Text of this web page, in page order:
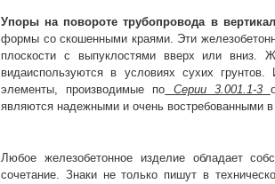
Упоры на повороте трубопровода в
формы со скошенными краями. Эти
плоскости с выпуклостями вверх или вниз.
видаиспользуются в условиях сухих
элементы, производимые по Серии 3.001.1-3
являются надежными и очень востребованными
Любое железобетонное изделие обладает
сочетание. Знаки не только пишут в